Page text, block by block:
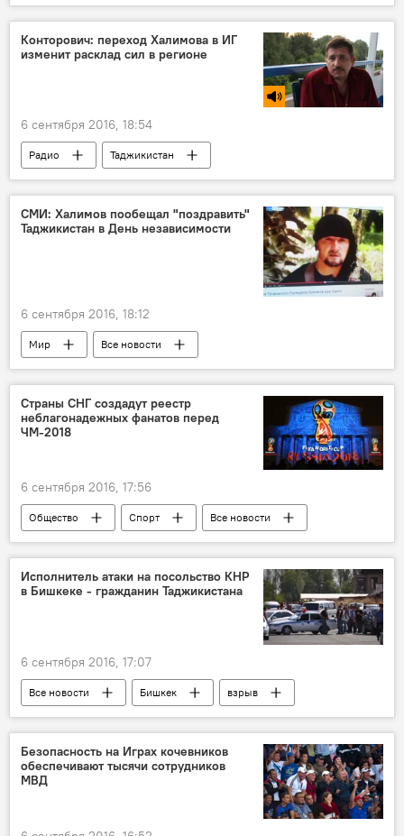
взрыв
Центральная Азия
Конторович: переход Халимова в ИГ
изменит расклад сил в регионе
6 сентября 2016, 18:54
Радио Таджикистан
СМИ: Халимов пообещал "поздравить"
Таджикистан в День независимости
6 сентября 2016, 18:12
Мир
Все новости
35 лет независимости Таджикистана
Таджикистан
Страны СНГ создадут реестр
неблагонадежных фанатов перед
ЧМ-2018
6 сентября 2016, 17:56
Общество Спорт
Все новости
Россия
ЧМ-2018 СНГ
Исполнитель атаки на посольство КНР
в Бишкеке - гражданин Таджикистана
6 сентября 2016, 17:07
Все новости Бишкек
взрыв
Центральная Азия
Безопасность на Играх кочевников
обеспечивают тысячи сотрудников
МВД